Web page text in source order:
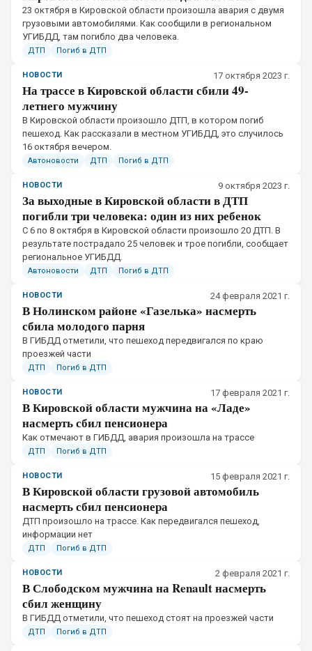
23 октября в Кировской области произошла авария с двумя
грузовыми автомобилями. Как сообщили в региональном
УГИБДД, там погибло два человека.
ДТП Погиб в ДТП
НОВОСТИ 17 октября 2023 г.
На трассе в Кировской области сбили 49-
летнего мужчину
В Кировской области произошло ДТП, в котором погиб
пешеход. Как рассказали в местном УГИБДД, это случилось
16 октября вечером.
Автоновости ДТП Погиб в ДТП
НОВОСТИ 9 октября 2023 г.
За выходные в Кировской области в ДТП
погибли три человека: один из них ребенок
С 6 по 8 октября в Кировской области произошло 20 ДТП. В
результате пострадало 25 человек и трое погибли, сообщает
региональное УГИБДД.
Автоновости ДТП Погиб в ДТП
НОВОСТИ 24 февраля 2021 г.
В Нолинском районе «Газелька» насмерть
сбила молодого парня
​В ГИБДД отметили, что пешеход передвигался по краю
проезжей части
ДТП Погиб в ДТП
НОВОСТИ 17 февраля 2021 г.
В Кировской области мужчина на «Ладе»
насмерть сбил пенсионера
​Как отмечают в ГИБДД, авария произошла на трассе
ДТП Погиб в ДТП
НОВОСТИ 15 февраля 2021 г.
В Кировской области грузовой автомобиль
насмерть сбил пенсионера
​ДТП произошло на трассе. Как передвигался пешеход,
информации нет
ДТП Погиб в ДТП
НОВОСТИ 2 февраля 2021 г.
В Слободском мужчина на Renault насмерть
сбил женщину
​В ГИБДД отметили, что пешеход стоят на проезжей части
ДТП Погиб в ДТП